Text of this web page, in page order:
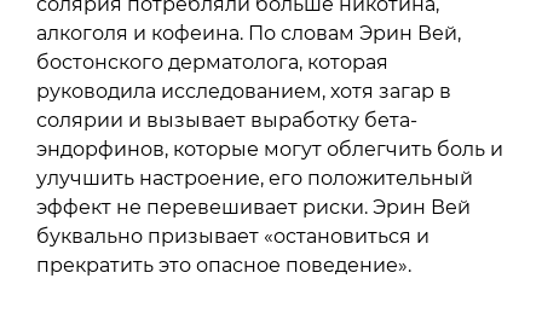
солярия потребляли больше никотина,
алкоголя и кофеина. По словам Эрин Вей,
бостонского дерматолога, которая
руководила исследованием, хотя загар в
солярии и вызывает выработку бета-
эндорфинов, которые могут облегчить боль и
улучшить настроение, его положительный
эффект не перевешивает риски. Эрин Вей
буквально призывает «остановиться и
прекратить это опасное поведение».